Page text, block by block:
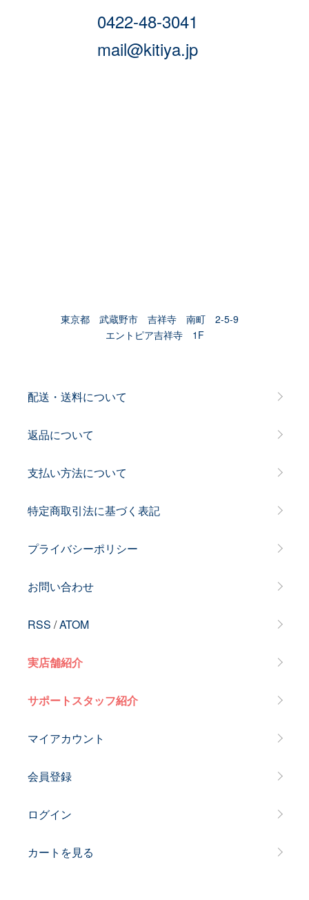
0422-48-3041
mail@kitiya.jp
東京都 武蔵野市 吉祥寺 南町 2-5-9
エントピア吉祥寺 1F
配送・送料について
返品について
支払い方法について
特定商取引法に基づく表記
プライバシーポリシー
お問い合わせ
RSS /ATOM
実店舗紹介
サポートスタッフ紹介
マイアカウント
会員登録
ログイン
カートを見る